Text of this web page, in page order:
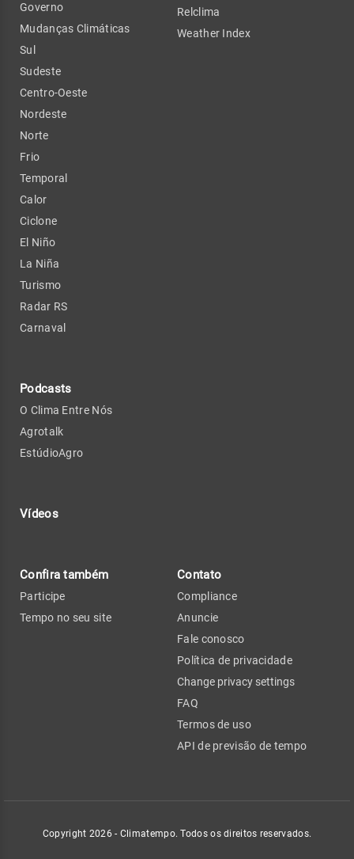
Governo
Mudanças Climáticas
Sul
Sudeste
Centro-Oeste
Nordeste
Norte
Frio
Temporal
Calor
Ciclone
El Niño
La Niña
Turismo
Radar RS
Carnaval
Podcasts
O Clima Entre Nós
Agrotalk
EstúdioAgro
Vídeos
Relclima
Weather Index
Confira também
Participe
Tempo no seu site
Contato
Compliance
Anuncie
Fale conosco
Política de privacidade
Change privacy settings
FAQ
Termos de uso
API de previsão de tempo
Copyright 2026 - Climatempo. Todos os direitos reservados.